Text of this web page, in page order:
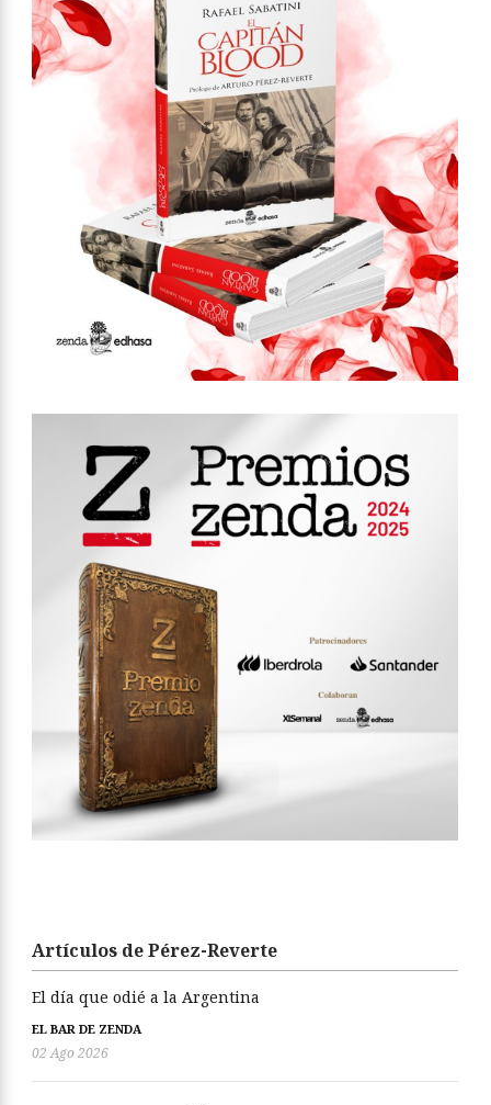
Artículos de Pérez-Reverte
El día que odié a la Argentina
EL BAR DE ZENDA
02 Ago 2026